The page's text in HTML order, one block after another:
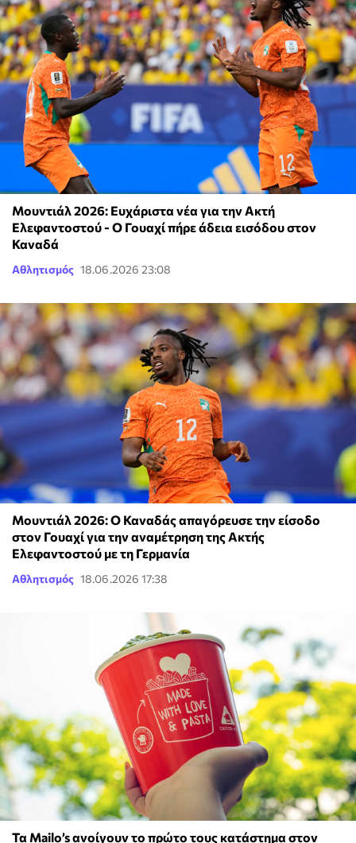
Μουντιάλ 2026: Ευχάριστα νέα για την Ακτή
Ελεφαντοστού - Ο Γουαχί πήρε άδεια εισόδου στον
Καναδά
Αθλητισμός 18.06.2026 23:08
Μουντιάλ 2026: Ο Καναδάς απαγόρευσε την είσοδο
στον Γουαχί για την αναμέτρηση της Ακτής
Ελεφαντοστού με τη Γερμανία
Αθλητισμός 18.06.2026 17:38
Τα Mailo’s ανοίγουν το πρώτο τους κατάστημα στον